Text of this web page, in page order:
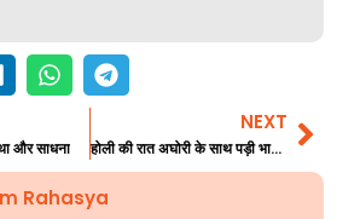
और साधना
NEXT
होली की रात अघोरी के साथ पड़ी भारी भाग 1
Rahasya